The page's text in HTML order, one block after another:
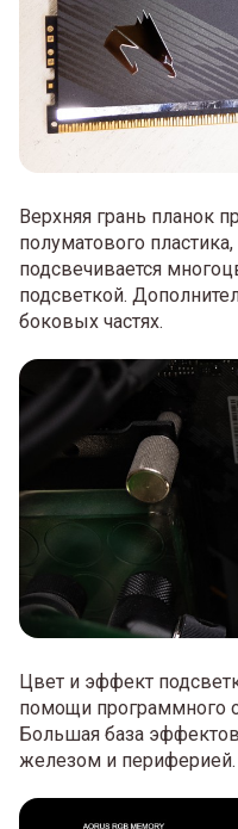
Верхняя грань планок
полуматового
подсвечивается
подсветкой.
боковых частях.
Цвет и эффект
помощи программного
Большая база
железом и периферией.